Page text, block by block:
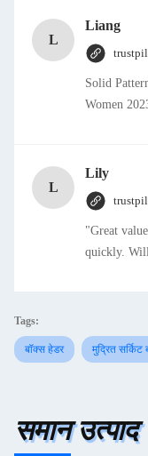
L
Liang
Solid
Women
L
Lily
"Great
quickly.
Tags:
बॉक्स हेडर मुद्रित सर्किट
समान उत्पाद